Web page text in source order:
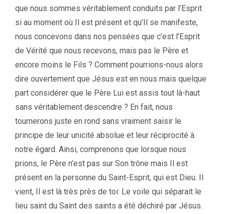
que nous sommes véritablement conduits par l’Esprit
si au moment où Il est présent et qu’Il se manifeste,
nous concevons dans nos pensées que c’est l’Esprit
de Vérité que nous recevons, mais pas le Père et
encore moins le Fils ? Comment pourrions-nous alors
dire ouvertement que Jésus est en nous mais quelque
part considérer que le Père Lui est assis tout là-haut
sans véritablement descendre ? En fait, nous
tournerons juste en rond sans vraiment saisir le
principe de leur unicité absolue et leur réciprocité à
notre égard. Ainsi, comprenons que lorsque nous
prions, le Père n’est pas sur Son trône mais Il est
présent en la personne du Saint-Esprit, qui est Dieu. Il
vient, Il est là très près de toi: Le voile qui séparait le
lieu saint du Saint des saints a été déchiré par Jésus.